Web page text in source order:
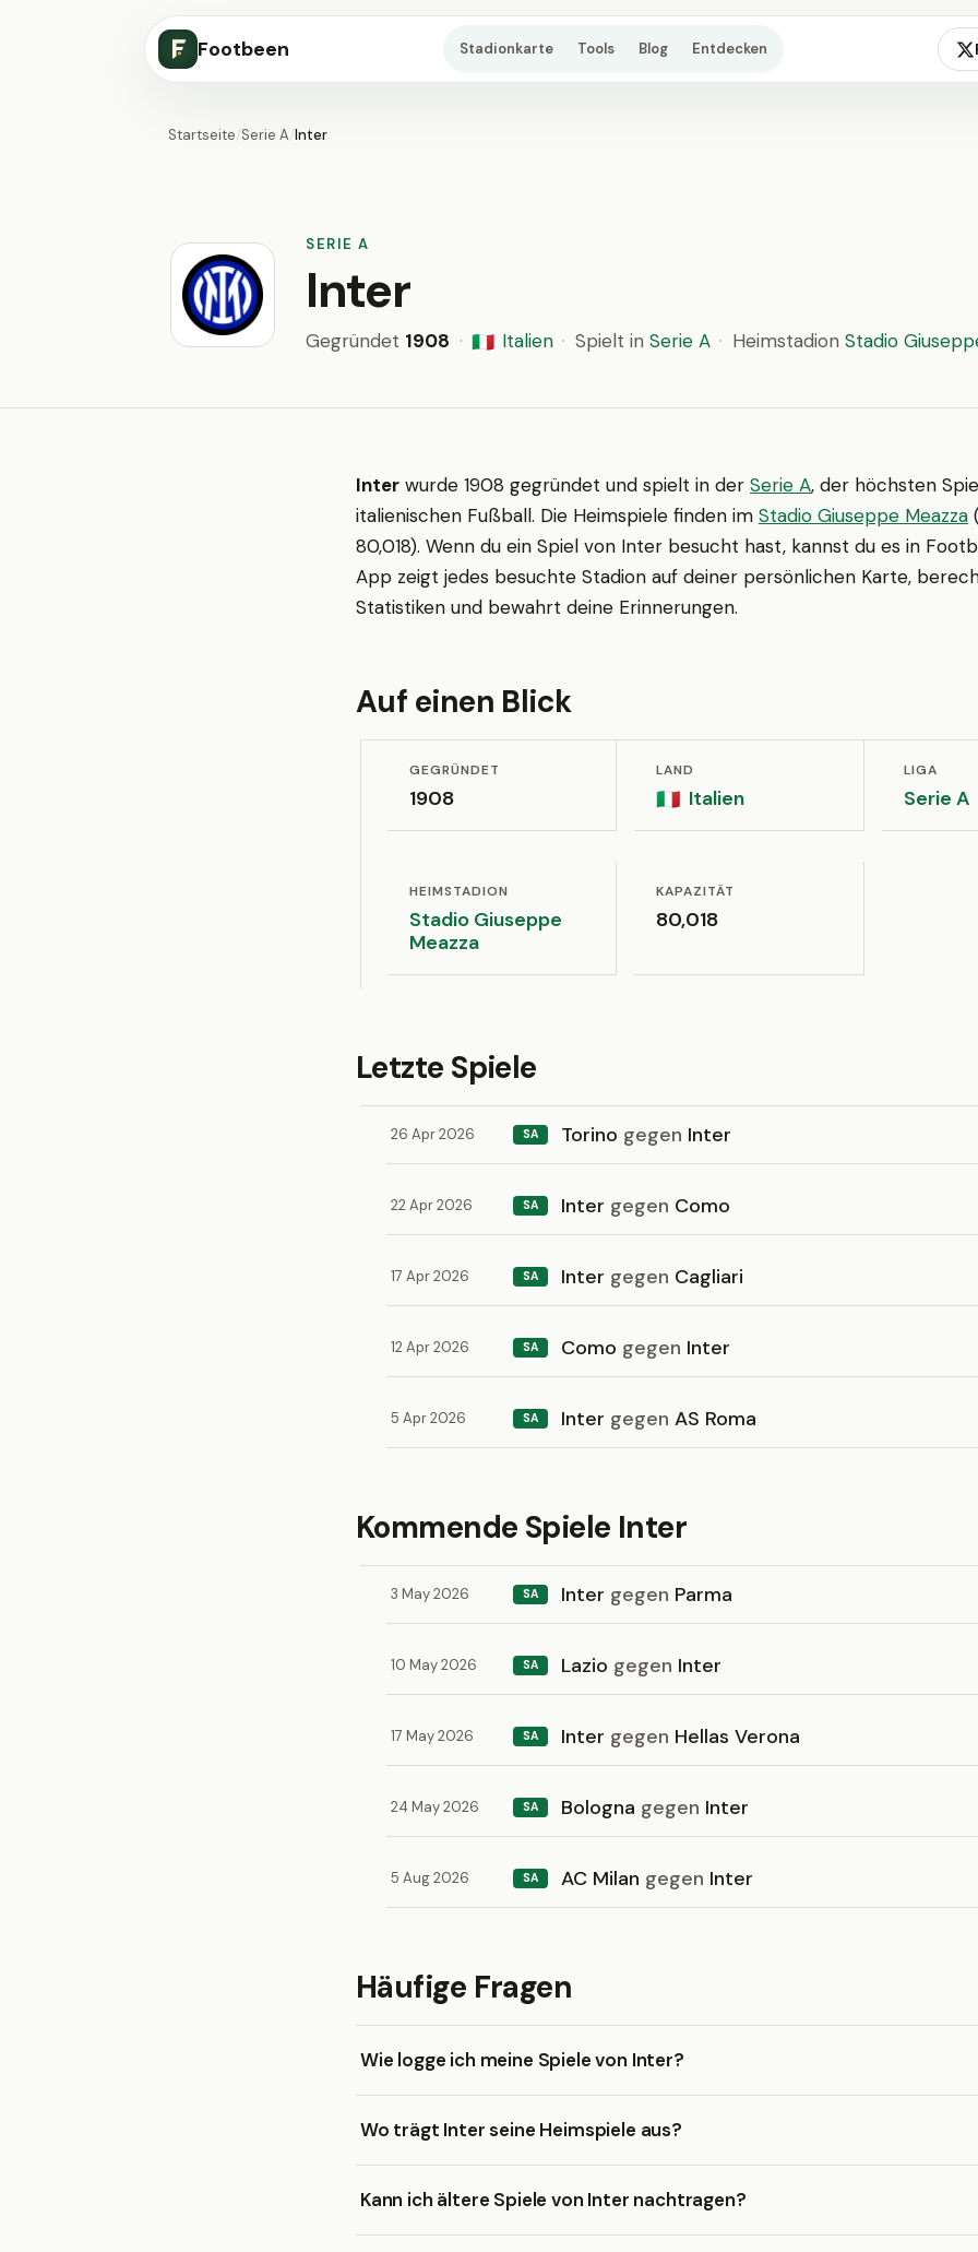
Footbeen Stadionkarte Tools Blog Entdecken
Startseite/Serie A/Inter
SERIE A
Inter
Gegründet 1908 · 🇮🇹 Italien · Spielt in Serie A · Heimstadion Stadio
Inter wurde 1908 gegründet und spielt in der Serie A, der höchsten
italienischen Fußball. Die Heimspiele finden im Stadio Giuseppe Meazza
80,018). Wenn du ein Spiel von Inter besucht hast, kannst du es in
App zeigt jedes besuchte Stadion auf deiner persönlichen Karte,
Statistiken und bewahrt deine Erinnerungen.
Auf einen Blick
GEGRÜNDET
1908
LAND
🇮🇹 Italien
LIGA
Serie A
HEIMSTADION
Stadio Giuseppe
Meazza
KAPAZITÄT
80,018
Letzte Spiele
26 Apr 2026 SA Torino gegen Inter
22 Apr 2026 SA Inter gegen Como
17 Apr 2026 SA Inter gegen Cagliari
12 Apr 2026 SA Como gegen Inter
5 Apr 2026 SA Inter gegen AS Roma
Kommende Spiele Inter
3 May 2026 SA Inter gegen Parma
10 May 2026 SA Lazio gegen Inter
17 May 2026 SA Inter gegen Hellas Verona
24 May 2026 SA Bologna gegen Inter
5 Aug 2026 SA AC Milan gegen Inter
Häufige Fragen
Wie logge ich meine Spiele von Inter?
Wo trägt Inter seine Heimspiele aus?
Kann ich ältere Spiele von Inter nachtragen?